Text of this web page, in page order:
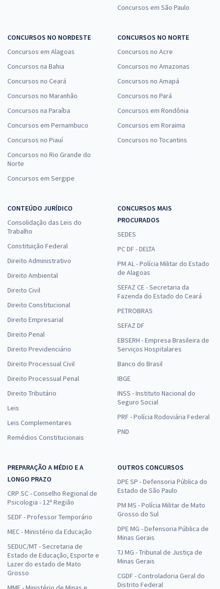
Conhecimentos Específicos para o Cargo 15: Auditor Estadual de
R$ 239,92
à vista
R$19,99
Economize R$ 59,98 (-20%)
Comprar
TCE MA - Tribunal de Contas do Estado do Maranhão -
Conhecimentos Específicos para o Cargo 12: Auditor Estadual de
Comprar
TCE MA - Tribunal de Contas do Estado do Maranhão -
Conhecimentos Específicos para oCargo 1: Analista Estadual de
Apoio ao Controle Externo – Especialidade: Administração (Pós-
à vista
R$19,99
Comprar
TCE MA - Tribunal de Contas do Estado do Maranhão -
Conhecimentos Específicos para Analista Estadual de Apoio ao
Controle Externo - Área: Apoio Técnico-Administrativo -
Especialidade: Psicologia (Pós-Edital)
à vista
ou 12x de
Comprar
Concursos em São Paulo
CONCURSOS NO NORDESTE
Concursos em Alagoas
Concursos na Bahia
Concursos no Ceará
Concursos no Maranhão
Concursos na Paraíba
Concursos em Pernambuco
Concursos no Piauí
Concursos no Rio Grande do
Norte
Concursos em Sergipe
CONCURSOS NO NORTE
Concursos no Acre
Concursos no Amazonas
Concursos no Amapá
Concursos no Pará
Concursos em Rondônia
Concursos em Roraima
Concursos no Tocantins
CONTEÚDO JURÍDICO
Consolidação das Leis do
Trabalho
Constituição Federal
Direito Administrativo
Direito Ambiental
Direito Civil
Direito Constitucional
Direito Empresarial
Direito Penal
Direito Previdenciário
Direito Processual Civil
Direito Processual Penal
Direito Tributário
Leis
Leis Complementares
Remédios Constitucionais
CONCURSOS MAIS
PROCURADOS
SEDES
PC DF - DELTA
PM AL - Polícia Militar do Estado
de Alagoas
SEFAZ CE - Secretaria da
Fazenda do Estado do Ceará
PETROBRAS
SEFAZ DF
EBSERH - Empresa Brasileira de
Serviços Hospitalares
Banco do Brasil
IBGE
INSS - Instituto Nacional do
Seguro Social
PRF - Polícia Rodoviária Federal
PND
PREPARAÇÃO A MÉDIO E A
LONGO PRAZO
CRP SC - Conselho Regional de
Psicologia - 12ª Região
SEDF - Professor Temporário
MEC - Ministério da Educação
SEDUC/MT - Secretaria de
Estado de Educação, Esporte e
Lazer do estado de Mato
Grosso
OUTROS CONCURSOS
DPE SP - Defensoria Pública do
Estado de São Paulo
PM MS - Polícia Militar de Mato
Grosso do Sul
DPE MG - Defensoria Pública de
Minas Gerais
TJ MG - Tribunal de Justiça de
Minas Gerais
CGDF - Controladoria Geral do
Distrito Federal